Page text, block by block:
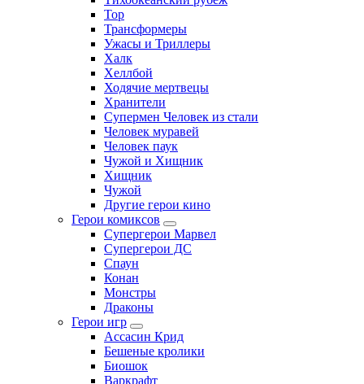
Тор
Трансформеры
Ужасы и Триллеры
Халк
Хеллбой
Ходячие мертвецы
Хранители
Супермен Человек из стали
Человек муравей
Человек паук
Чужой и Хищник
Хищник
Чужой
Другие герои кино
Герои комиксов
Супергерои Марвел
Супергерои ДС
Спаун
Конан
Монстры
Драконы
Герои игр
Ассасин Крид
Бешеные кролики
Биошок
Варкрафт